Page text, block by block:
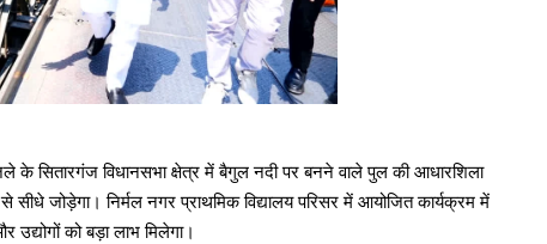
के सितारगंज विधानसभा क्षेत्र में बैगुल नदी पर बनने वाले पुल की आधारशिला
जोड़ेगा। निर्मल नगर प्राथमिक विद्यालय परिसर में आयोजित कार्यक्रम में
उद्योगों को बड़ा लाभ मिलेगा।